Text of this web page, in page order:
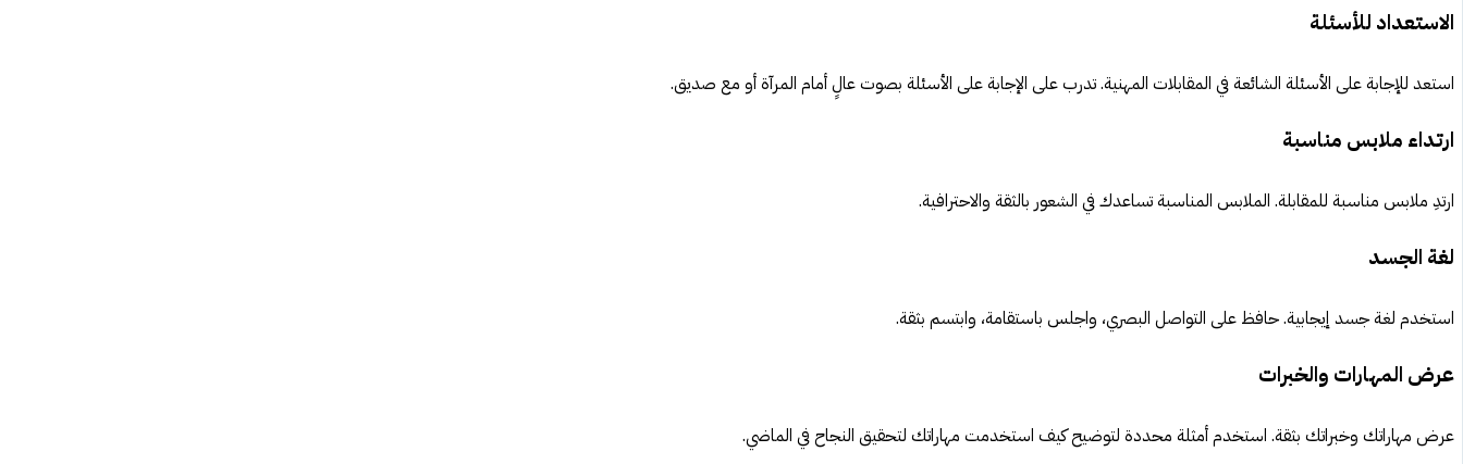
الاستعداد للأسئلة
استعد للإجابة على الأسئلة الشائعة في المقابلات المهنية. تدرب على الإجابة على الأسئلة بصوت عالٍ أمام المرآة أو مع صديق.
ارتداء ملابس مناسبة
ارتدِ ملابس مناسبة للمقابلة. الملابس المناسبة تساعدك في الشعور بالثقة والاحترافية.
لغة الجسد
استخدم لغة جسد إيجابية. حافظ على التواصل البصري، واجلس باستقامة، وابتسم بثقة.
عرض المهارات والخبرات
عرض مهاراتك وخبراتك بثقة. استخدم أمثلة محددة لتوضيح كيف استخدمت مهاراتك لتحقيق النجاح في الماضي.